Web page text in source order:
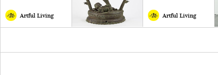
Artful Living Artful Living